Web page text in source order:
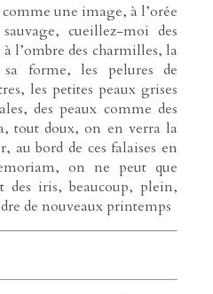
une image, à l’orée
cueillez-moi des
l’ombre des charmilles, la
sa forme, les pelures de
les petites peaux grises
des peaux comme des
tout doux, on en verra la
au bord de ces falaises en
on ne peut que
des iris, beaucoup, plein,
de nouveaux printemps